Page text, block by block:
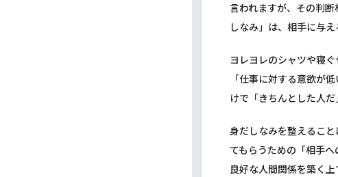
言われますが、その判
しなみ」は、相手に与え
ヨレヨレのシャツや寝
「仕事に対する意欲が
けで「きちんとした人
身だしなみを整えるこ
てもらうための「相手
良好な人間関係を築く